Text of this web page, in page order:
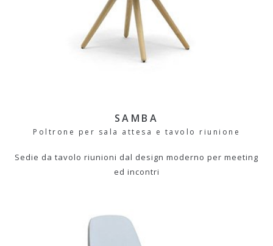
SAMBA
Poltrone per sala attesa e tavolo riunione
Sedie da tavolo riunioni dal design moderno per meeting
ed incontri